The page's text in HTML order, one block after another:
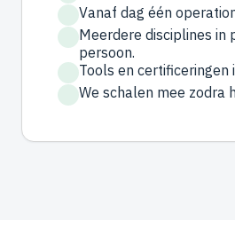
Vanaf dag één
Meerdere disciplines in
persoon.
Tools en certificeringen
We schalen mee zodra